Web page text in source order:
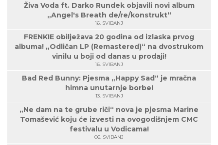
Živa Voda ft. Darko Rundek objavili novi album
„Angel's Breath de/re/konstrukt“
16. SVIBANJ
FRENKIE obilježava 20 godina od izlaska prvog
albuma! „Odličan LP (Remastered)“ na dvostrukom
vinilu u boji od danas u prodaji!
16. SVIBANJ
Bad Red Bunny: Pjesma „Happy Sad“ je mračna
himna unutarnje borbe!
13. SVIBANJ
„Ne dam na te grube riči“ nova je pjesma Marine
Tomašević koju će izvesti na ovogodišnjem CMC
festivalu u Vodicama!
06. SVIBANJ